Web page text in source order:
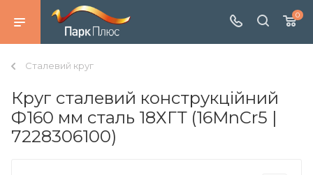
0
Сталевий круг
Круг сталевий конструкційний
Ф160 мм сталь 18ХГТ (16MnCr5 |
7228306100)